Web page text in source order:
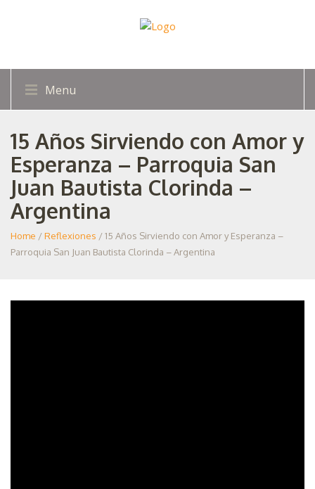
Menu
15 Años Sirviendo con Amor y
Esperanza – Parroquia San
Juan Bautista Clorinda –
Argentina
Home /Reflexiones / 15 Años Sirviendo con Amor y Esperanza –
Parroquia San Juan Bautista Clorinda – Argentina